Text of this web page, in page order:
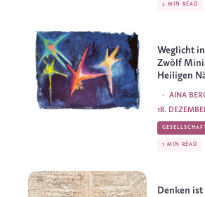
2 MIN READ
Weglicht
Zwölf
Heiligen
AINA
·
18.
1 MIN READ
Denken